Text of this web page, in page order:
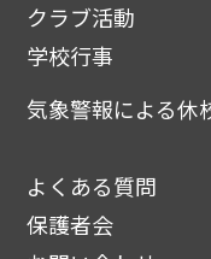
クラブ活動
学校行事
気象警報による休
よくある質問
保護者会